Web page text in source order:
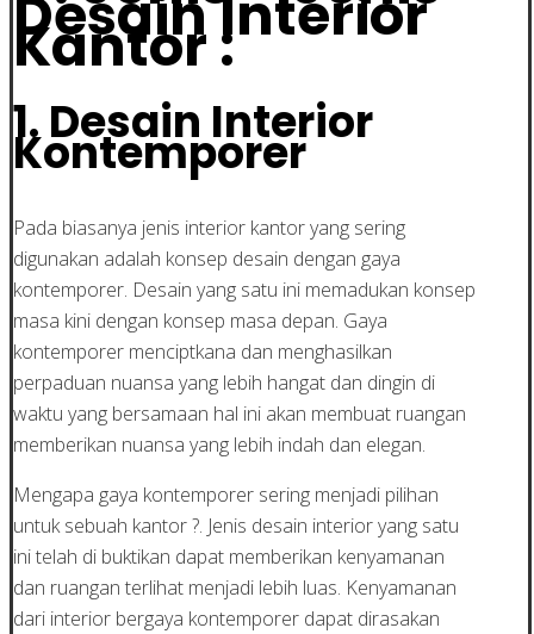
Kantor :
1. Desain Interior
Kontemporer
Pada biasanya jenis interior kantor yang sering
digunakan adalah konsep desain dengan gaya
kontemporer. Desain yang satu ini memadukan konsep
masa kini dengan konsep masa depan. Gaya
kontemporer menciptkana dan menghasilkan
perpaduan nuansa yang lebih hangat dan dingin di
waktu yang bersamaan hal ini akan membuat ruangan
memberikan nuansa yang lebih indah dan elegan.
Mengapa gaya kontemporer sering menjadi pilihan
untuk sebuah kantor ?. Jenis desain interior yang satu
ini telah di buktikan dapat memberikan kenyamanan
dan ruangan terlihat menjadi lebih luas. Kenyamanan
dari interior bergaya kontemporer dapat dirasakan